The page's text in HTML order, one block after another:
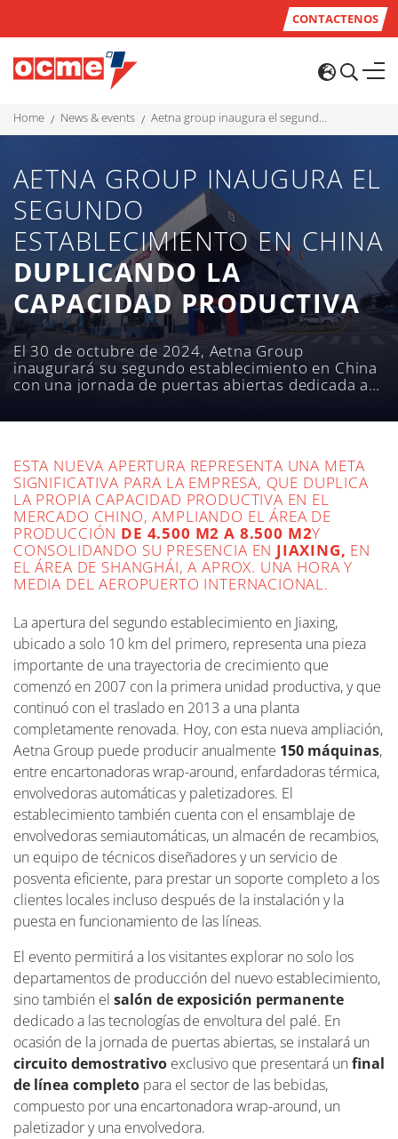
CONTACTENOS
home news & events aetna group inaugura el segundo establecimiento en china duplicando la capacidad productiva
AETNA GROUP INAUGURA EL
SEGUNDO
ESTABLECIMIENTO EN CHINA
DUPLICANDO LA
CAPACIDAD PRODUCTIVA
El 30 de octubre de 2024, Aetna Group
inaugurará su segundo establecimiento en China
con una jornada de puertas abiertas dedicada a
internacionales.
ESTA NUEVA APERTURA REPRESENTA UNA META
SIGNIFICATIVA PARA LA EMPRESA, QUE DUPLICA
LA PROPIA CAPACIDAD PRODUCTIVA EN EL
MERCADO CHINO, AMPLIANDO EL ÁREA DE
PRODUCCIÓN DE 4.500 M2 A 8.500 M2Y
CONSOLIDANDO SU PRESENCIA EN JIAXING, EN
EL ÁREA DE SHANGHÁI, A APROX. UNA HORA Y
MEDIA DEL AEROPUERTO INTERNACIONAL.
La apertura del segundo establecimiento en Jiaxing,
ubicado a solo 10 km del primero, representa una pieza
importante de una trayectoria de crecimiento que
comenzó en 2007 con la primera unidad productiva, y que
continuó con el traslado en 2013 a una planta
completamente renovada. Hoy, con esta nueva ampliación,
Aetna Group puede producir anualmente 150 máquinas,
entre encartonadoras wrap-around, enfardadoras térmica,
envolvedoras automáticas y paletizadores. El
establecimiento también cuenta con el ensamblaje de
envolvedoras semiautomáticas, un almacén de recambios,
un equipo de técnicos diseñadores y un servicio de
posventa eficiente, para prestar un soporte completo a los
clientes locales incluso después de la instalación y la
puesta en funcionamiento de las líneas.
El evento permitirá a los visitantes explorar no solo los
departamentos de producción del nuevo establecimiento,
sino también el salón de exposición permanente
dedicado a las tecnologías de envoltura del palé. En
ocasión de la jornada de puertas abiertas, se instalará un
circuito demostrativo exclusivo que presentará un final
de línea completo para el sector de las bebidas,
compuesto por una encartonadora wrap-around, un
paletizador y una envolvedora.